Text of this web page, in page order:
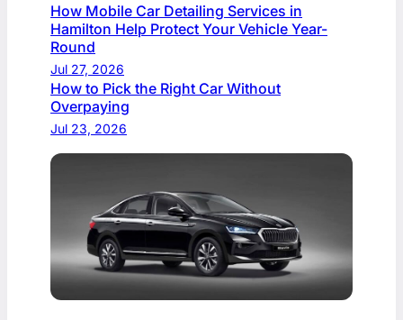
How Mobile Car Detailing Services in
Hamilton Help Protect Your Vehicle Year-
Round
Jul 27, 2026
How to Pick the Right Car Without
Overpaying
Jul 23, 2026